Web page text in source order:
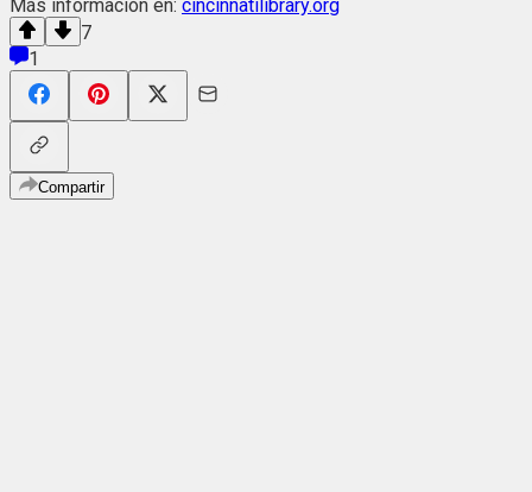
Más información en: cincinnatilibrary.org
7
1
Compartir